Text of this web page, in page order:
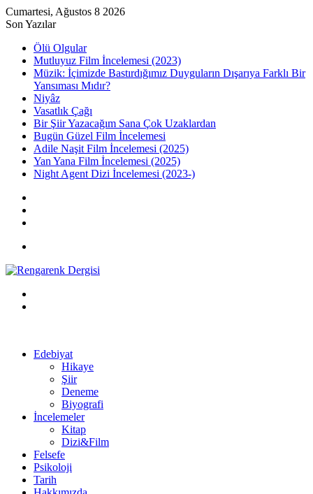
Cumartesi, Ağustos 8 2026
Son Yazılar
Ölü Olgular
Mutluyuz Film İncelemesi (2023)
Müzik: İçimizde Bastırdığımız Duyguların Dışarıya Farklı Bir
Yansıması Mıdır?
Niyâz
Vasatlık Çağı
Bir Şiir Yazacağım Sana Çok Uzaklardan
Bugün Güzel Film İncelemesi
Adile Naşit Film İncelemesi (2025)
Yan Yana Film İncelemesi (2025)
Night Agent Dizi İncelemesi (2023-)
Edebiyat
Hikaye
Şiir
Deneme
Biyografi
İncelemeler
Kitap
Dizi&Film
Felsefe
Psikoloji
Tarih